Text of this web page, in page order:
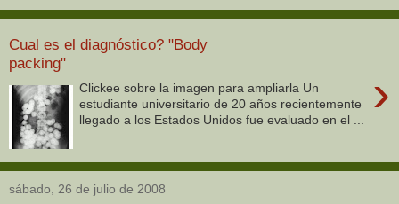
Cual es el diagnóstico? "Body
packing"
›
Clickee sobre la imagen para ampliarla Un
estudiante universitario de 20 años recientemente
llegado a los Estados Unidos fue evaluado en el ...
sábado, 26 de julio de 2008